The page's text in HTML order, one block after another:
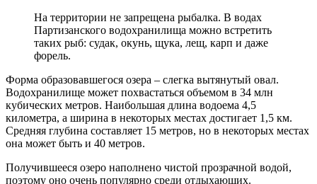
На территории не запрещена рыбалка. В водах
Партизанского водохранилища можно встретить
таких рыб: судак, окунь, щука, лещ, карп и даже
форель.
Форма образовавшегося озера – слегка вытянутый овал.
Водохранилище может похвастаться объемом в 34 млн
кубических метров. Наибольшая длина водоема 4,5
километра, а ширина в некоторых местах достигает 1,5 км.
Средняя глубина составляет 15 метров, но в некоторых местах
она может быть и 40 метров.
Получившееся озеро наполнено чистой прозрачной водой,
поэтому оно очень популярно среди отдыхающих.